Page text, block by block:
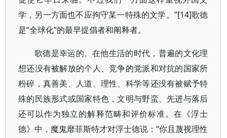
学，另一方面也不应拘守某一特殊的文学。”[14]歌德
是“全球化”的最早提倡者和阐释者。
歌德是幸运的。在他生活的时代，普遍的文化理
想还没有被解放的个人、竞争的党派和对抗的国家所
粉碎，真善美、人道、理性、科学等还没有被赋予特
殊的民族形式或国家特色，文明与野蛮、先进与落后
还可以作为独立的解释范畴和评价标准。在《浮士
德》中，魔鬼靡菲斯特才对浮士德说：“你且蔑视理性